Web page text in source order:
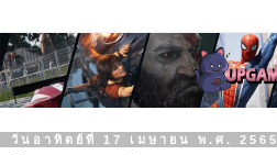
วันอาทิตย์ที่ 17 เมษายน พ.ศ. 2565